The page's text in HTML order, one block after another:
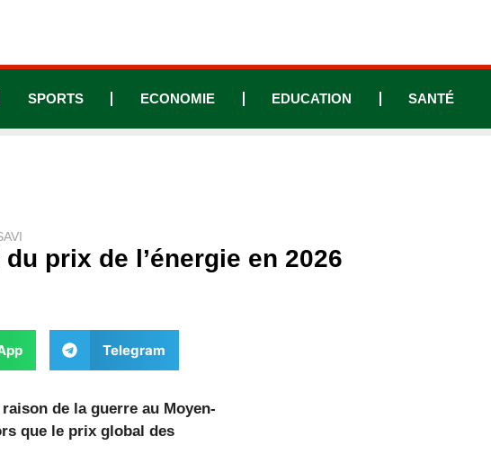
SPORTS ECONOMIE EDUCATION SANTÉ
prix de l’énergie en 2026
Telegram
de la guerre au Moyen-
que le prix global des